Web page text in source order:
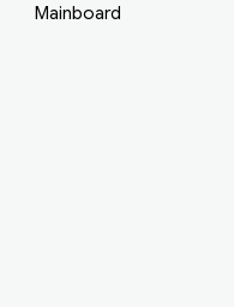
Mainboard